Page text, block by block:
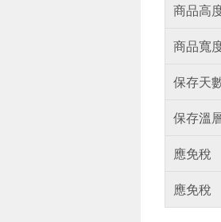
商品高
商品寬
保存天
保存溫
應免稅
應免稅